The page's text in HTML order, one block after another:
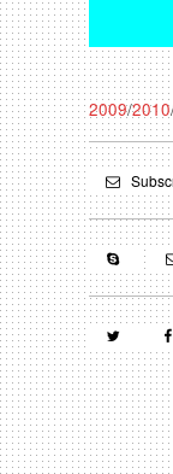
2009/2010